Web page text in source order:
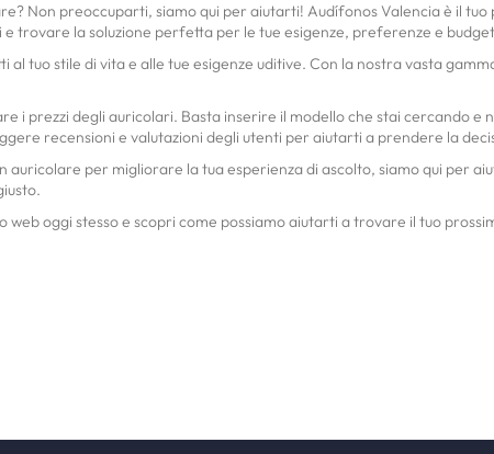
Non preoccuparti, siamo qui per aiutarti! Audífonos Valencia è il tuo
trovare la soluzione perfetta per le tue esigenze, preferenze e
tuo stile di vita e alle tue esigenze uditive. Con la nostra vasta
i prezzi degli auricolari. Basta inserire il modello che stai cercando e
recensioni e valutazioni degli utenti per aiutarti a prendere la
auricolare per migliorare la tua esperienza di ascolto, siamo qui per
oggi stesso e scopri come possiamo aiutarti a trovare il tuo